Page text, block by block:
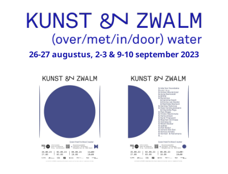
26-27 augustus, 2-3 & 9-10 september 2023